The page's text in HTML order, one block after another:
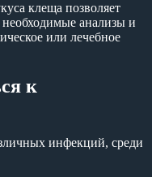
клеща позволяет
анализы и
или лечебное
к
инфекций, среди